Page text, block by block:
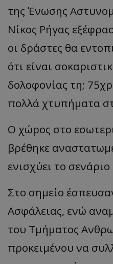
της Ένωσης
Νίκος Ρήγας
οι δράστες θα
ότι είναι
δολοφονίας τη;
πολλά χτυπήματα
Ο χώρος στο
βρέθηκε
ενισχύει το
Στο σημείο
Ασφάλειας, ενώ
του Τμήματος
προκειμένου να